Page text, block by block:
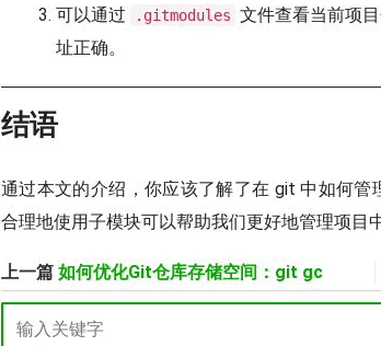
可以通过
.gitmodules 文件查看当前项
址正确。
结语
通过本文的介绍，你应该了解了在 git 中如何管
合理地使用子模块可以帮助我们更好地管理项目
上一篇 如何优化Git仓库存储空间：git gc